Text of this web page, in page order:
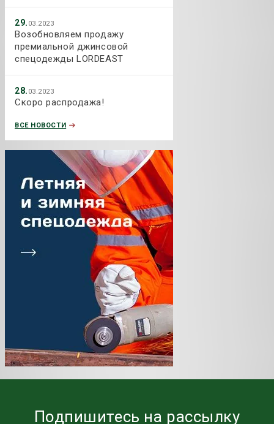
29. 03.2023
Возобновляем продажу
премиальной джинсовой
спецодежды LORDEAST
28. 03.2023
Скоро распродажа!
ВСЕ НОВОСТИ
Подпишитесь на рассылку